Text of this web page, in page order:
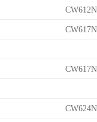
CW612N
CW617N
CW617N
CW624N